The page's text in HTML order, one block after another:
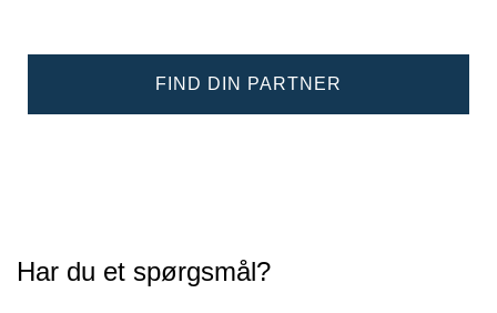
FIND DIN PARTNER
Har du et spørgsmål?